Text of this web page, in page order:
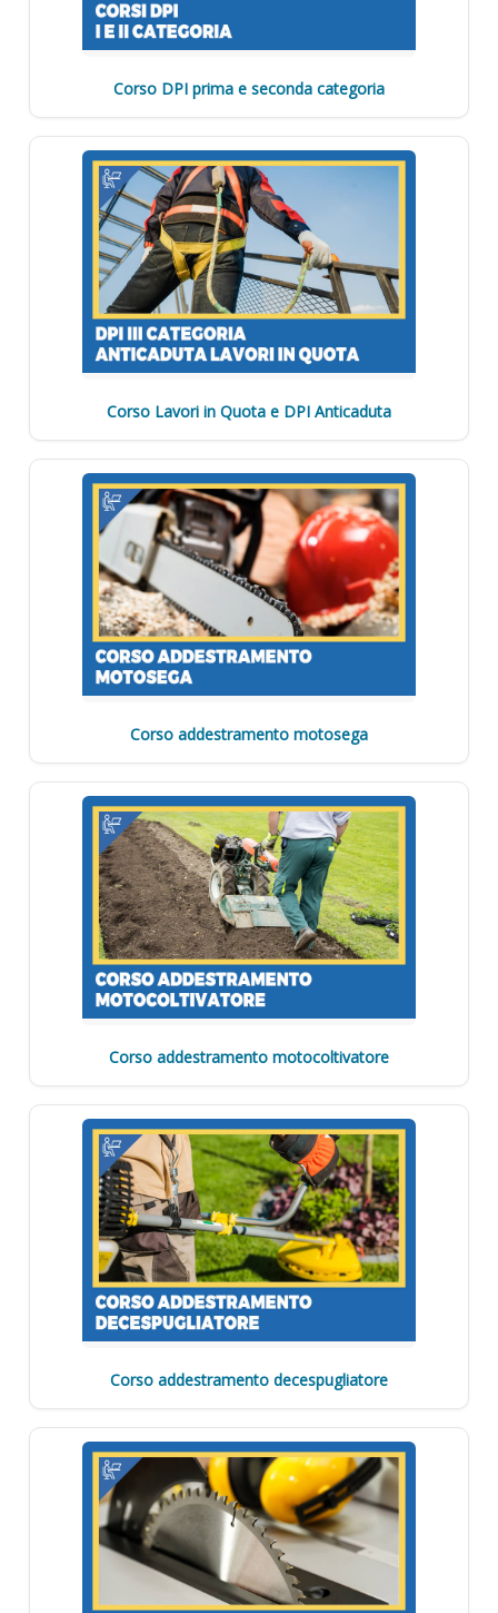
Corso DPI prima e seconda categoria
Corso Lavori in Quota e DPI Anticaduta
Corso addestramento motosega
Corso addestramento motocoltivatore
Corso addestramento decespugliatore